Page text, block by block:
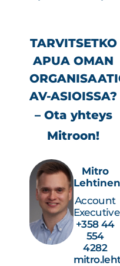
TARVITSETKO
APUA OMAN
AV-ASIOISSA?
– Ota yhteys
Mitroon!
Mitro
Lehtinen
Account
Executive
+358 44
554
4282